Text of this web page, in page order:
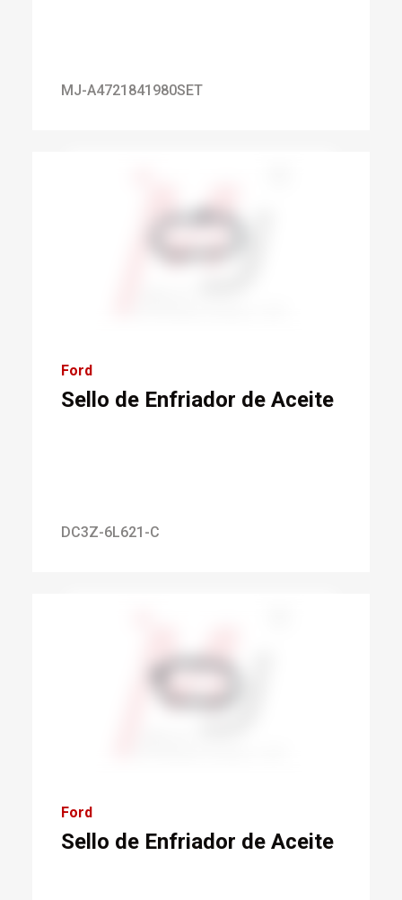
MJ-A4721841980SET
Ford
Sello de Enfriador de Aceite
DC3Z-6L621-C
Ford
Sello de Enfriador de Aceite